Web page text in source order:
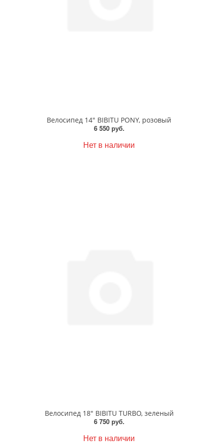
Велосипед 14" BIBITU PONY, розовый
6 550 руб.
Нет в наличии
Велосипед 18" BIBITU TURBO, зеленый
6 750 руб.
Нет в наличии